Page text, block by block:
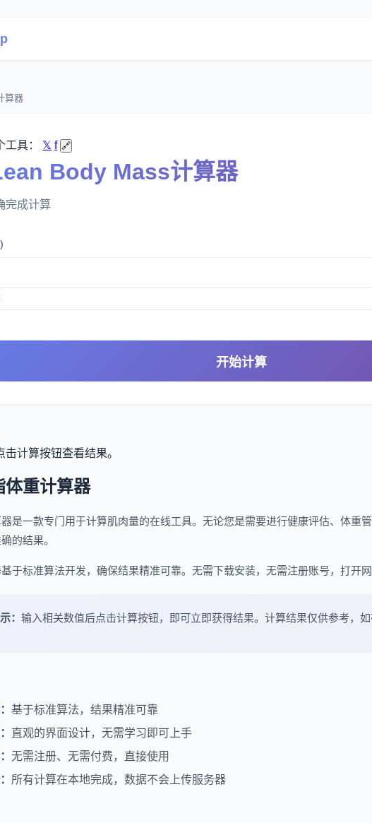
算器
工具： 𝕏 f 🔗
Body Mass计算器
完成计算
开始计算
击计算按钮查看结果。
体重计算器
是一款专门用于计算肌肉量的在线工具。无论您是需要进行健康评估、体重
的结果。
于标准算法开发，确保结果精准可靠。无需下载安装，无需注册账号，打开网
： 输入相关数值后点击计算按钮，即可立即获得结果。计算结果仅供参考，如
基于标准算法，结果精准可靠
直观的界面设计，无需学习即可上手
无需注册、无需付费，直接使用
所有计算在本地完成，数据不会上传服务器